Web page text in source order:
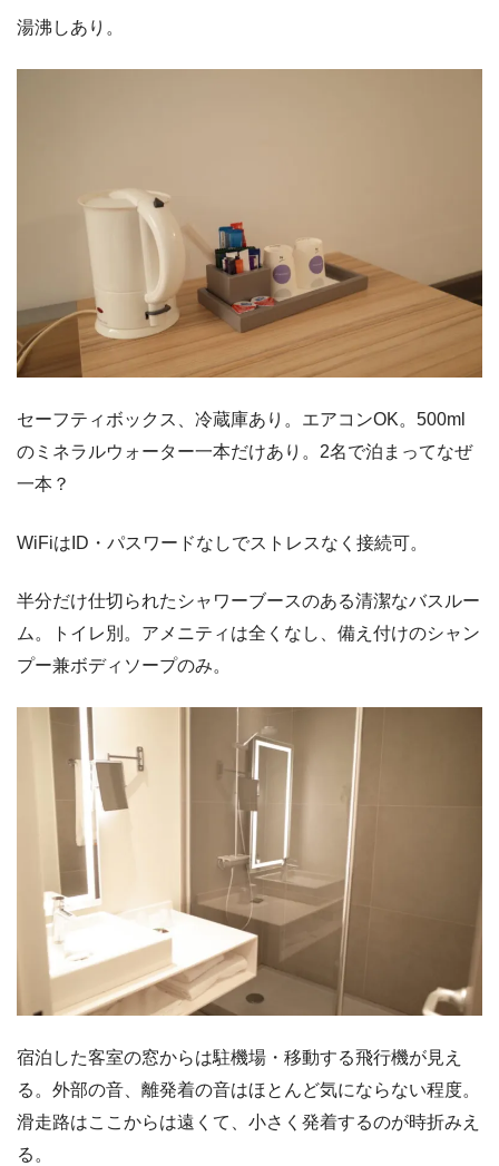
湯沸しあり。
セーフティボックス、冷蔵庫あり。エアコンOK。500ml
のミネラルウォーター一本だけあり。2名で泊まってなぜ
一本？
WiFiはID・パスワードなしでストレスなく接続可。
半分だけ仕切られたシャワーブースのある清潔なバスルー
ム。トイレ別。アメニティは全くなし、備え付けのシャン
プー兼ボディソープのみ。
宿泊した客室の窓からは駐機場・移動する飛行機が見え
る。外部の音、離発着の音はほとんど気にならない程度。
滑走路はここからは遠くて、小さく発着するのが時折みえ
る。